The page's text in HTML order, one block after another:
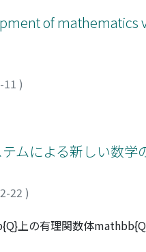
of mathematics
11 )
ムによる新しい数学
22 )
上の有理関数体